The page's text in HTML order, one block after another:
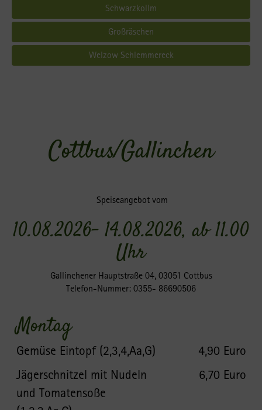
Schwarzkollm
Großräschen
Welzow Schlemmereck
Cottbus/Gallinchen
Speiseangebot vom
10.08.2026- 14.08.2026, ab 11.00
Uhr
Gallinchener Hauptstraße 04, 03051 Cottbus
Telefon-Nummer: 0355- 86690506
Montag
Gemüse Eintopf (2,3,4,Aa,G)
4,90 Euro
Jägerschnitzel mit Nudeln
und Tomatensoße
6,70 Euro